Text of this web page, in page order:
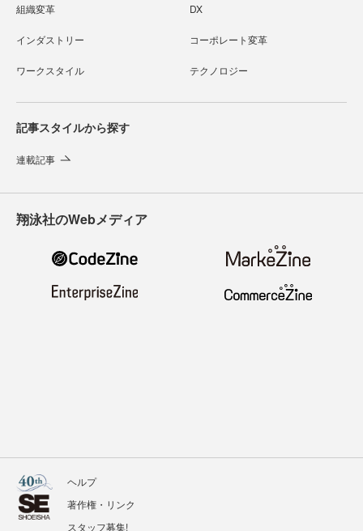
組織変革 DX
インダストリー コーポレート変革
ワークスタイル テクノロジー
記事スタイルから探す
連載記事
翔泳社のWebメディア
ヘルプ
著作権・リンク
スタッフ募集!